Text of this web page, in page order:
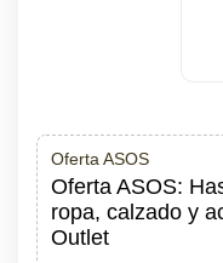
Oferta ASOS
Oferta ASOS:
ropa, calzado y
Outlet